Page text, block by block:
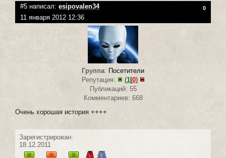
#5 написал: esipovalen34 0
11 января 2012 12:36
Группа: Посетители
Репутация:
(1| 0)
Публикаций: 55
Комментариев: 668
Очень хорошая история ++++
Зарегистрирован:
18.12.2011